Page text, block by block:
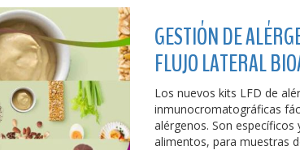
GESTIÓN DE
FLUJO LATERAL
Los nuevos kits LFD de
inmunocromatográficas
alérgenos. Son
alimentos, para muestras